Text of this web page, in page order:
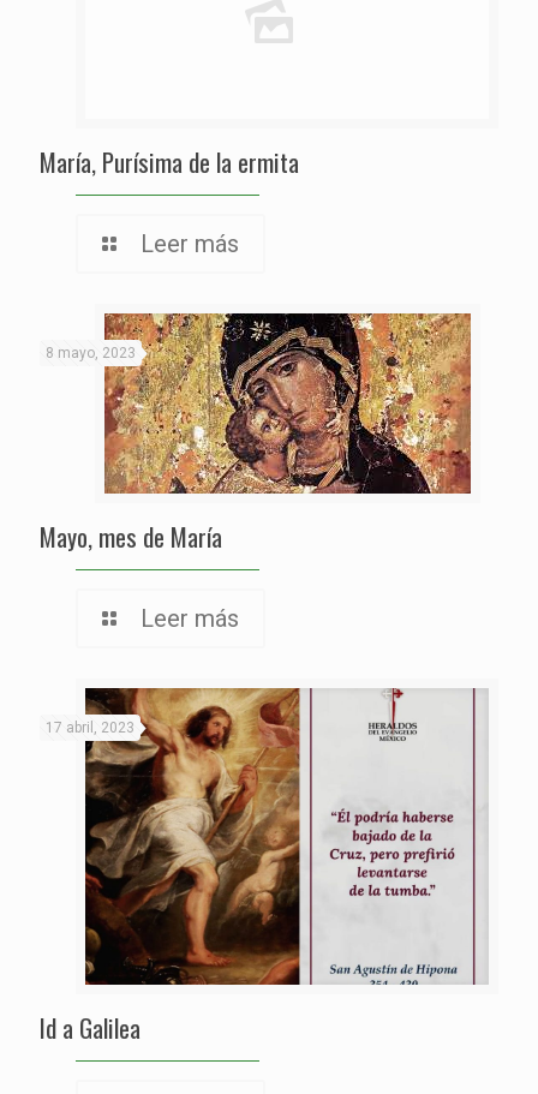
María, Purísima de la ermita
Leer más
8 mayo, 2023
Mayo, mes de María
Leer más
17 abril, 2023
Id a Galilea